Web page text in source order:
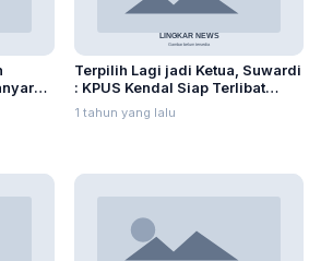
Terpilih Lagi jadi Ketua, Suwardi
: KPUS Kendal Siap Terlibat
Suplai Telur untuk MBG
1 tahun yang lalu